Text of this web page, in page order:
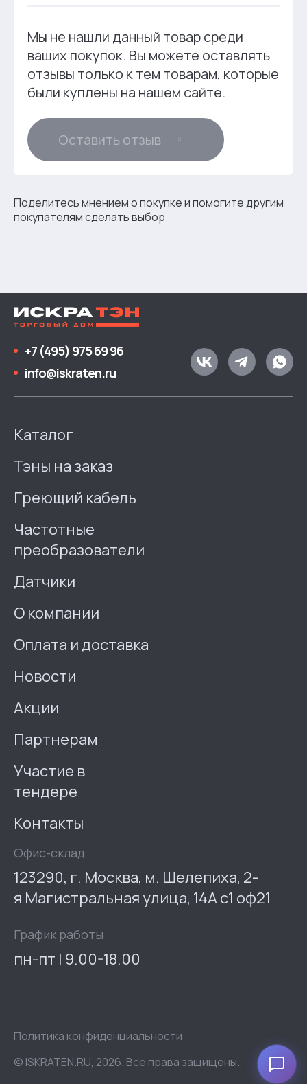
Мы не нашли данный товар среди
ваших покупок. Вы можете оставлять
отзывы только к тем товарам, которые
были куплены на нашем сайте.
Оставить отзыв
Поделитесь мнением о покупке и помогите другим
покупателям сделать выбор
+7 (495) 975 69 96
info@iskraten.ru
Каталог
Тэны на заказ
Греющий кабель
Частотные
преобразователи
Датчики
О компании
Оплата и доставка
Новости
Акции
Партнерам
Участие в
тендере
Контакты
Офис-склад
123290, г. Москва, м. Шелепиха, 2-
я Магистральная улица, 14А с1 оф21
График работы
пн-пт | 9.00-18.00
© ISKRATEN.RU, 2026. Все права защищены.
Политика конфиденциальности